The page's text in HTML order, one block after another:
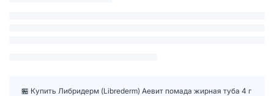
🏪 Купить Либридерм (Librederm) Аевит помада жирная туба 4 г